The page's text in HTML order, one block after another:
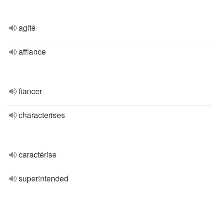
agité
affiance
fiancer
characterises
caractérise
superintended